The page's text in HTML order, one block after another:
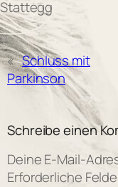
Stattegg
« Schluss mit
Parkinson
Schreibe einen
Deine E-Mail-
Erforderliche